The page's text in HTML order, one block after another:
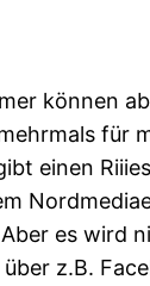
können
für
einen
es wird
z.B.